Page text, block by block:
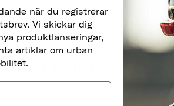
Håll
när du registrerar
Vi skickar dig
produktlanseringar,
artiklar om urban